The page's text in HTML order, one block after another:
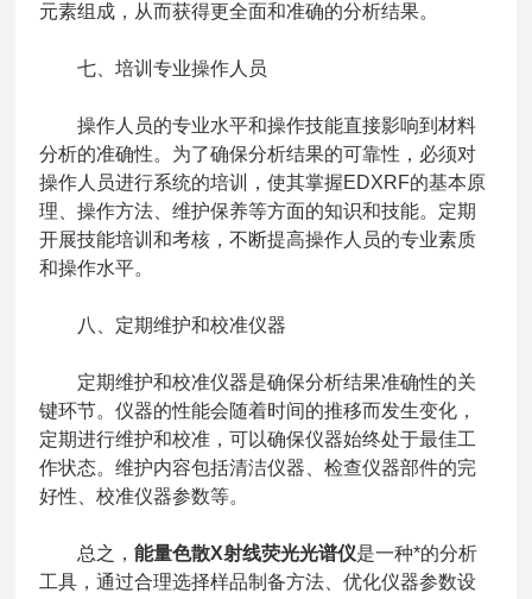
元素组成，从而获得更全面和准确的分析结果。
七、培训专业操作人员
操作人员的专业水平和操作技能直接影响到材料
分析的准确性。为了确保分析结果的可靠性，必须对
操作人员进行系统的培训，使其掌握EDXRF的基本原
理、操作方法、维护保养等方面的知识和技能。定期
开展技能培训和考核，不断提高操作人员的专业素质
和操作水平。
八、定期维护和校准仪器
定期维护和校准仪器是确保分析结果准确性的关
键环节。仪器的性能会随着时间的推移而发生变化，
定期进行维护和校准，可以确保仪器始终处于最佳工
作状态。维护内容包括清洁仪器、检查仪器部件的完
好性、校准仪器参数等。
总之，能量色散X射线荧光光谱仪是一种*的分析
工具，通过合理选择样品制备方法、优化仪器参数设